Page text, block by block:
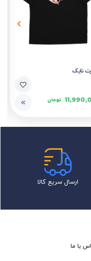
نایک
تومان
ارسال سریع کالا
با ما